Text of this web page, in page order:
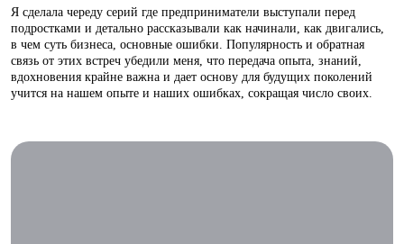
Я сделала череду серий где предприниматели выступали перед
подростками и детально рассказывали как начинали, как двигались,
в чем суть бизнеса, основные ошибки. Популярность и обратная
связь от этих встреч убедили меня, что передача опыта, знаний,
вдохновения крайне важна и дает основу для будущих поколений
учится на нашем опыте и наших ошибках, сокращая число своих.